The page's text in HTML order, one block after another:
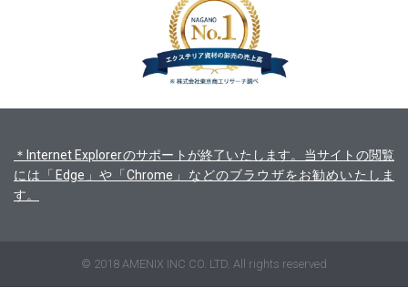
＊Internet Explorerのサポートが終了いたします。当サイトの閲覧
には「Edge」や「Chrome」などのブラウザをお勧めいたしま
す。
© 2018 AMENIX INC CO. LTD. All rights reserved